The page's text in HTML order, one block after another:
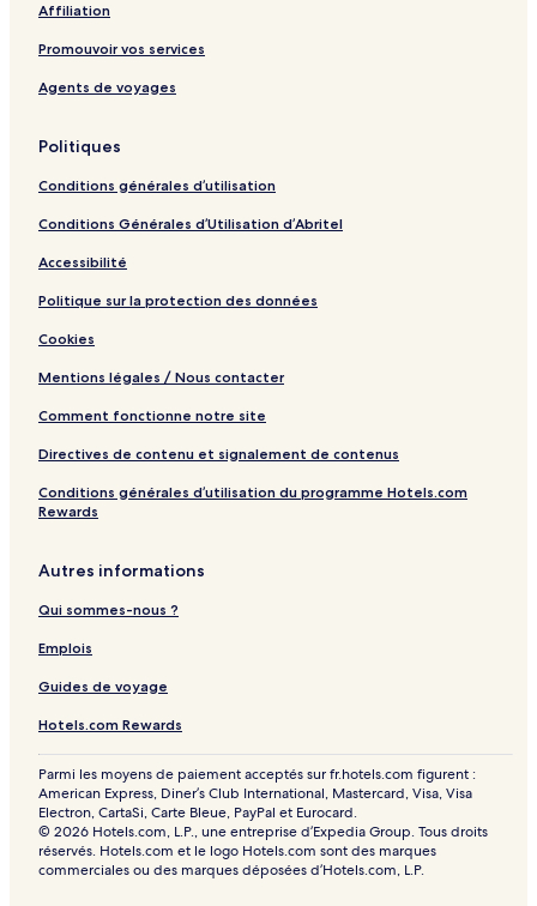
Affiliation
Promouvoir vos services
Agents de voyages
Politiques
Conditions générales d’utilisation
Conditions Générales d’Utilisation d’Abritel
Accessibilité
Politique sur la protection des données
Cookies
Mentions légales / Nous contacter
Comment fonctionne notre site
Directives de contenu et signalement de contenus
Conditions générales d’utilisation du programme Hotels.com
Rewards
Autres informations
Qui sommes-nous ?
Emplois
Guides de voyage
Hotels.com Rewards
Parmi les moyens de paiement acceptés sur fr.hotels.com figurent :
American Express, Diner’s Club International, Mastercard, Visa, Visa
Electron, CartaSi, Carte Bleue, PayPal et Eurocard.
© 2026 Hotels.com, L.P., une entreprise d’Expedia Group. Tous droits
réservés. Hotels.com et le logo Hotels.com sont des marques
commerciales ou des marques déposées d’Hotels.com, L.P.